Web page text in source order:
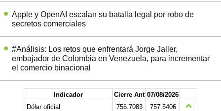
Apple y OpenAI escalan su batalla legal por robo de
secretos comerciales
#Análisis: Los retos que enfrentará Jorge Jaller,
embajador de Colombia en Venezuela, para incrementar
el comercio binacional
Indicador Cierre Ant 07/08/2026
Dólar oficial
756.7083
757.5406